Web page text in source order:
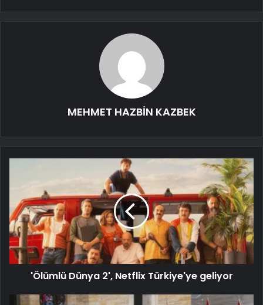
MEHMET HAZBİN KAZBEK
'Ölümlü Dünya 2', Netflix Türkiye'ye geliyor